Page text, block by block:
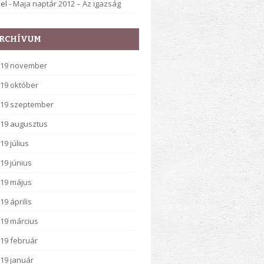
- Maja naptár 2012 – Az igazság
november
október
szeptember
augusztus
július
június
május
április
március
február
január